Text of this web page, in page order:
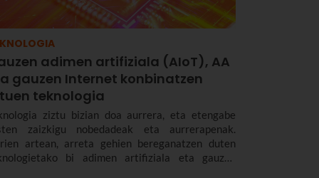
adimen artifiziala (AIoT), AA
gauzen Internet konbinatzen
teknologia
ziztu bizian doa aurrera, eta etengabe
zaizkigu nobedadeak eta aurrerapenak.
artean, arreta gehien bereganatzen duten
bi adimen artifiziala eta gauzen